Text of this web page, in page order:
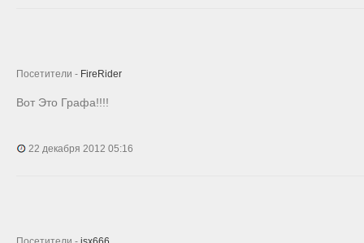
Посетители - FireRider
Вот Это Графа!!!!
22 декабря 2012 05:16